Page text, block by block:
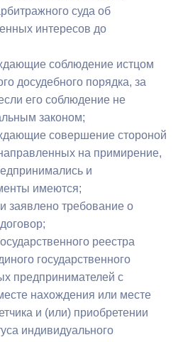
суда об
интересов до
соблюдение истцом
досудебного порядка, за
его соблюдение не
законом;
совершение стороной
на примирение,
и
имеются;
заявлено требование о
реестра
государственного
предпринимателей с
нахождения или месте
и (или) приобретении
индивидуального